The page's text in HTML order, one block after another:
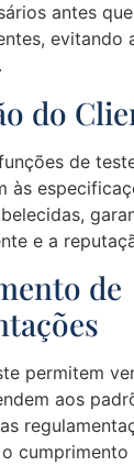
antes
evitando
do
de
às
e a
de
permitem
aos